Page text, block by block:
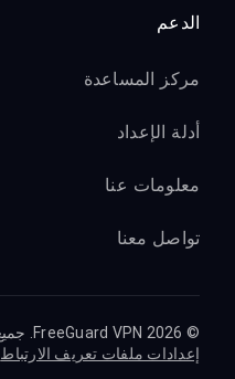
الدعم
مركز المساعدة
أدلة الإعداد
معلومات عنا
تواصل معنا
© 2026 FreeGuard VPN. جميع الحقوق محفوظة.
إعدادات ملفات تعريف الارتباط